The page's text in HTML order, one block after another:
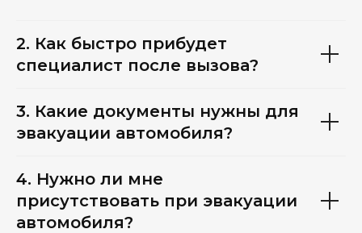
2. Как быстро прибудет
специалист после вызова?
3. Какие документы нужны для
эвакуации автомобиля?
4. Нужно ли мне
присутствовать при эвакуации
автомобиля?